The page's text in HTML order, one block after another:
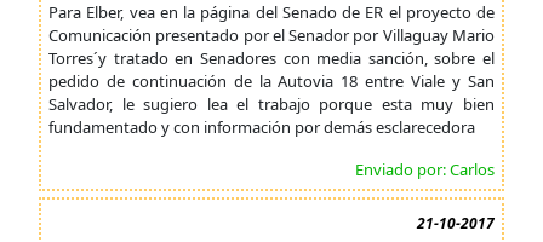
Para Elber, vea en la página del Senado de ER el proyecto de
Comunicación presentado por el Senador por Villaguay Mario
Torres´y tratado en Senadores con media sanción, sobre el
pedido de continuación de la Autovia 18 entre Viale y San
Salvador, le sugiero lea el trabajo porque esta muy bien
fundamentado y con información por demás esclarecedora
Enviado por: Carlos
21-10-2017